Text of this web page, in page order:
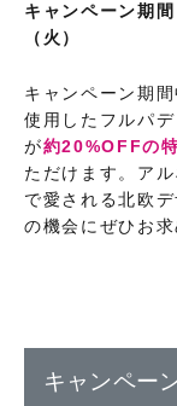
キャンペーン期
（火）
キャンペーン期
使用したフルパ
が約20%OFFの
ただけます。ア
で愛される北欧
の機会にぜひお求
キャンペー